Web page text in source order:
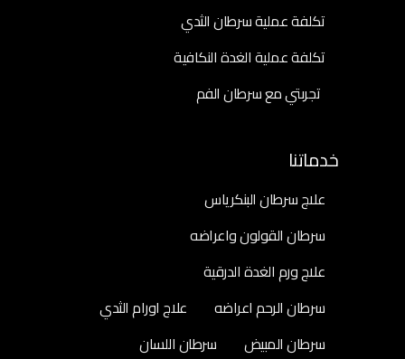
تكلفة عملية سرطان الثدي
تكلفة عملية الغدة النكافية
تجربتي مع سرطان الفم
خدماتنا
علاج سرطان البنكرياس
سرطان القولون واعراضه
علاج ورم الغدة الدرقية
سرطان الرحم اعراضه
علاج اورام الثدي
سرطان المبيض
سرطان اللسان